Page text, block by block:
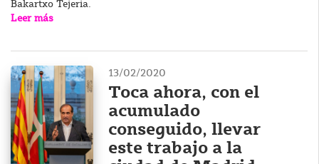
Bakartxo Tejeria.
Leer más
13/02/2020
Toca ahora, con el
acumulado
conseguido, llevar
este trabajo a la